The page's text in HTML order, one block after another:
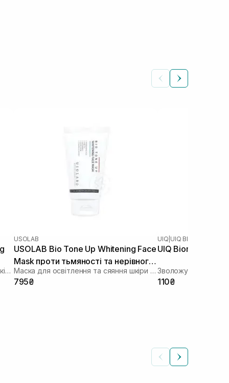
Зволожуюча тканинна маска зі заспокійливою та антивіковою дією
USOLAB
USOLAB Bio Tone Up Whitening Face
Mask проти тьмяності та нерівного
тону 50 мл
Маска для освітлення та сяяння шкіри обличчя
795₴
UIQ UIQ BIOME BARRIER
UIQ Biome
Зволожувальна
110₴